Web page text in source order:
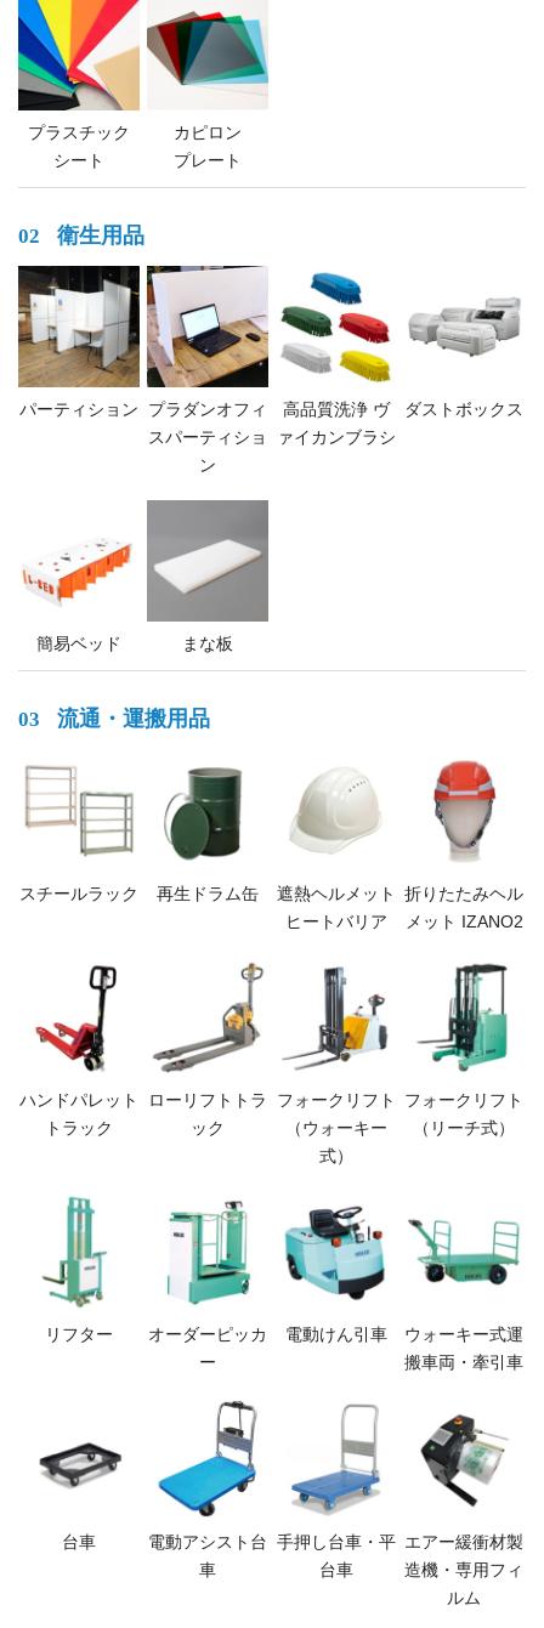
プラスチック
シート
カピロン
プレート
02 衛生用品
パーティション
プラダンオフィ
スパーティショ
ン
高品質洗浄 ヴ
ァイカンブラシ
ダストボックス
簡易ベッド まな板
03 流通・運搬用品
スチールラック 再生ドラム缶
遮熱ヘルメット
ヒートバリア
折りたたみヘル
メット IZANO2
ハンドパレット
トラック
ローリフトトラ
ック
フォークリフト
（ウォーキー
式）
フォークリフト
（リーチ式）
リフター
オーダーピッカ
ー
電動けん引車
ウォーキー式運
搬車両・牽引車
台車
電動アシスト台
車
手押し台車・平
台車
エアー緩衝材製
造機・専用フィ
ルム